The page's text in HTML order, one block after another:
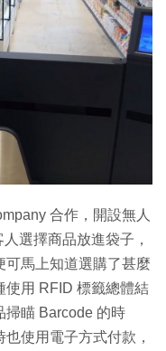
合作，開設無人
選擇商品放進袋子，
馬上知道選購了甚麼
使用 RFID 標籤總體結
掃瞄 Barcode 的時
使用電子方式付款，